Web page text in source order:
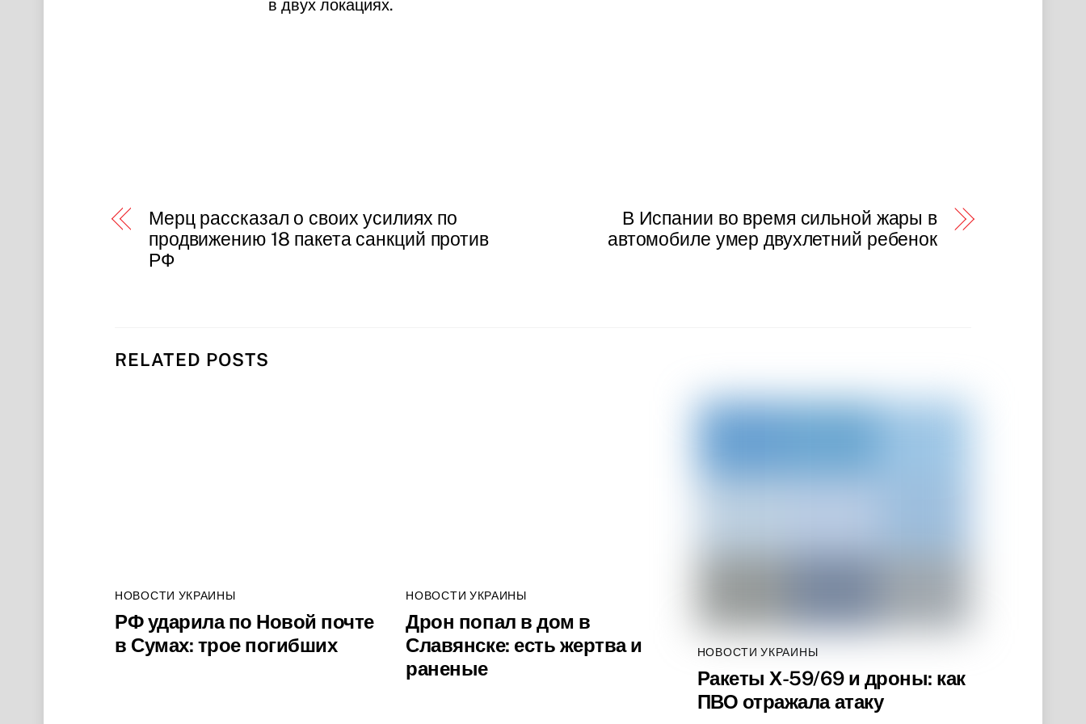
в двух локациях.
Мерц рассказал о своих усилиях по
продвижению 18 пакета санкций против
РФ
В Испании во время сильной жары в
автомобиле умер двухлетний ребенок
RELATED POSTS
НОВОСТИ УКРАИНЫ
РФ ударила по Новой почте
в Сумах: трое погибших
НОВОСТИ УКРАИНЫ
Дрон попал в дом в
Славянске: есть жертва и
раненые
НОВОСТИ УКРАИНЫ
Ракеты Х-59/69 и дроны: как
ПВО отражала атаку